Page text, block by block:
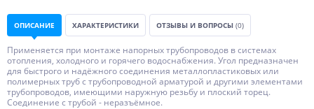
ОПИСАНИЕ ХАРАКТЕРИСТИКИ ОТЗЫВЫ И ВОПРОСЫ (0)
Применяется при монтаже напорных трубопроводов в системах
отопления, холодного и горячего водоснабжения. Угол предназначен
для быстрого и надёжного соединения металлопластиковых или
полимерных труб с трубопроводной арматурой и другими элементами
трубопроводов, имеющими наружную резьбу и плоский торец.
Соединение с трубой - неразъёмное.